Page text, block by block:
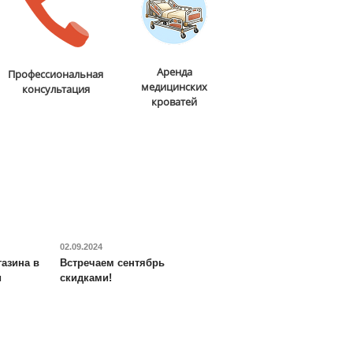
Профессиональная
консультация
Аренда
медицинских
кроватей
в
02.09.2024
Встречаем сентябрь
скидками!